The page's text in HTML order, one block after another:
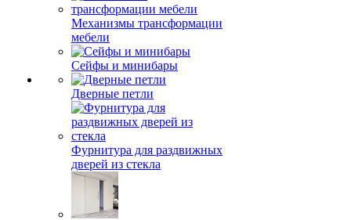
Механизмы трансформации
мебели
Сейфы и минибары
Дверные петли
Фурнитура для раздвижных
дверей из стекла